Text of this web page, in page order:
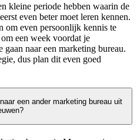
kleine periode hebben waarin de
even beter moet leren kennen.
om even persoonlijk kennis te
een week voordat je
naar een marketing bureau.
dus plan dit even goed
een ander marketing bureau uit